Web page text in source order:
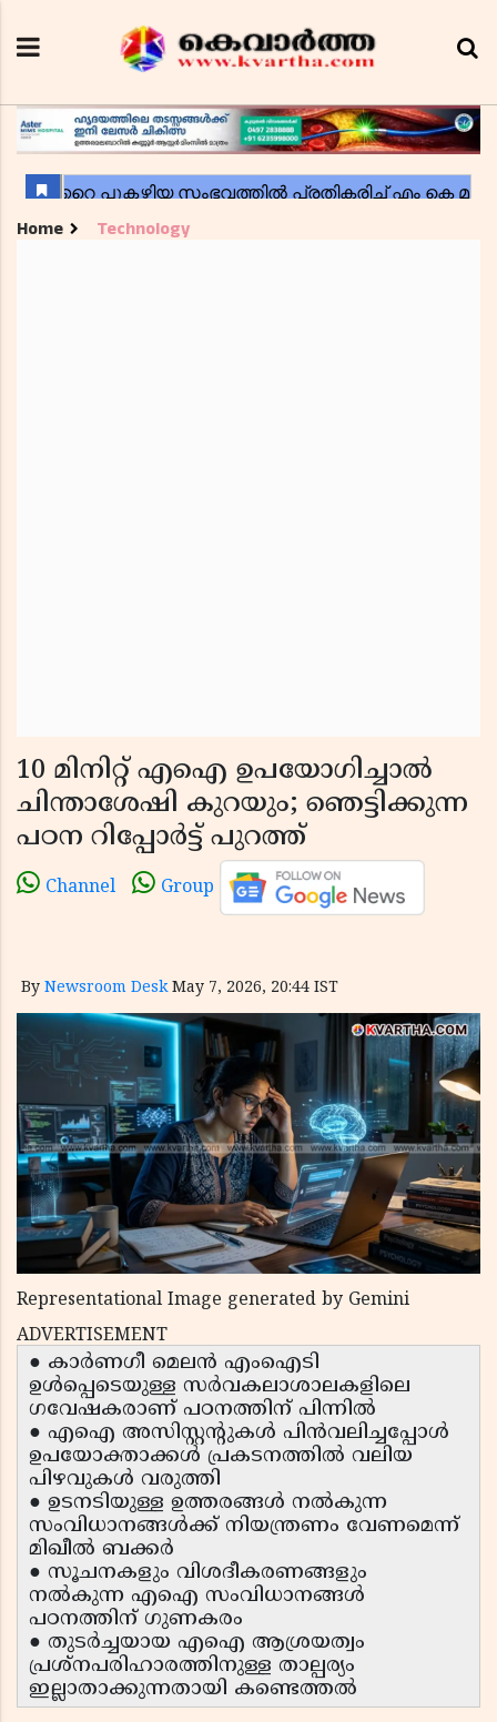
Home Technology
10 മിനിറ്റ് എഐ ഉപയോഗിച്ചാൽ
ചിന്താശേഷി കുറയും; ഞെട്ടിക്കുന്ന
പഠന റിപ്പോർട്ട് പുറത്ത്
Channel Group
By Newsroom Desk May 7, 2026, 20:44 IST
Representational Image generated by Gemini
ADVERTISEMENT
● കാർണഗീ മെലൻ എംഐടി
ഉൾപ്പെടെയുള്ള സർവകലാശാലകളിലെ
ഗവേഷകരാണ് പഠനത്തിന് പിന്നിൽ
● എഐ അസിസ്റ്റന്റുകൾ പിൻവലിച്ചപ്പോൾ
ഉപയോക്താക്കൾ പ്രകടനത്തിൽ വലിയ
പിഴവുകൾ വരുത്തി
● ഉടനടിയുള്ള ഉത്തരങ്ങൾ നൽകുന്ന
സംവിധാനങ്ങൾക്ക് നിയന്ത്രണം വേണമെന്ന്
മിഖീൽ ബക്കർ
● സൂചനകളും വിശദീകരണങ്ങളും
നൽകുന്ന എഐ സംവിധാനങ്ങൾ
പഠനത്തിന് ഗുണകരം
● തുടർച്ചയായ എഐ ആശ്രയത്വം
പ്രശ്നപരിഹാരത്തിനുള്ള താല്പര്യം
ഇല്ലാതാക്കുന്നതായി കണ്ടെത്തൽ